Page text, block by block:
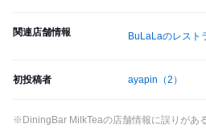
関連店舗情報 BuLaLaのレスト
初投稿者 ayapin （2）
※DiningBar MilkTeaの店舗情報に誤りがあ